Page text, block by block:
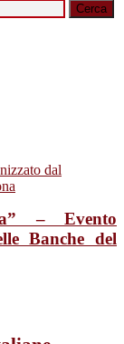
– Evento
Banche del